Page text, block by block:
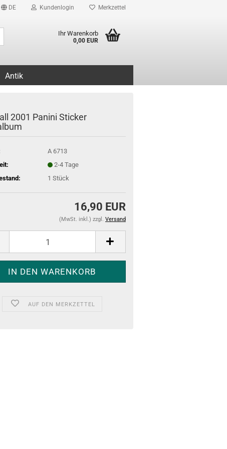
DE Kundenlogin Merkzettel
Ihr Warenkorb
0,00 EUR
Antik
2001 Panini Sticker
A 6713
2-4 Tage
1 Stück
16,90 EUR
(MwSt. inkl.) zzgl. Versand
AUF DEN MERKZETTEL